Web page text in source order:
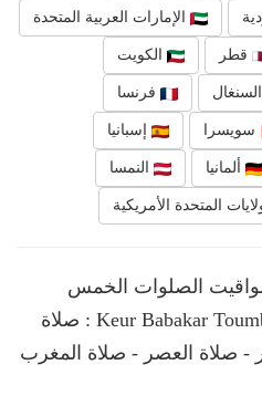
الإمارات العربية المتحدة
قطر الكويت
السنغال فرنسا
سويسرا إسبانيا
ألمانيا النمسا
المتحدة الأمريكية
الصلوات الخمس
ومواعيد رفع الأذان في Keur Babakar Toumbou : صلاة
- صلاة العصر - صلاة المغرب